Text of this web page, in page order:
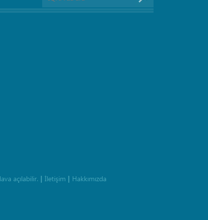
açılabilir. | İletişim | Hakkımızda